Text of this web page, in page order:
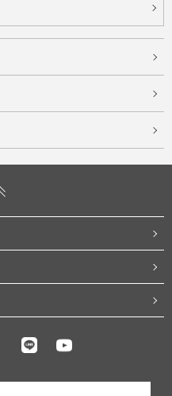
InstagramFacebook
Line